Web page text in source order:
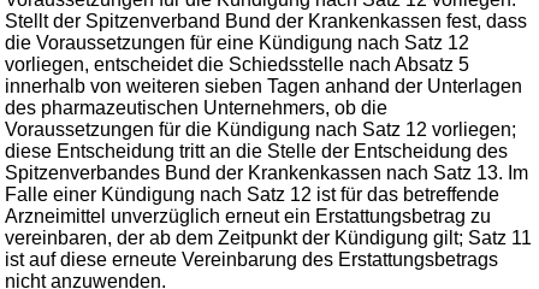
Stellt der Spitzenverband Bund der Krankenkassen fest, dass
die Voraussetzungen für eine Kündigung nach Satz 12
vorliegen, entscheidet die Schiedsstelle nach Absatz 5
innerhalb von weiteren sieben Tagen anhand der Unterlagen
des pharmazeutischen Unternehmers, ob die
Voraussetzungen für die Kündigung nach Satz 12 vorliegen;
diese Entscheidung tritt an die Stelle der Entscheidung des
Spitzenverbandes Bund der Krankenkassen nach Satz 13. Im
Falle einer Kündigung nach Satz 12 ist für das betreffende
Arzneimittel unverzüglich erneut ein Erstattungsbetrag zu
vereinbaren, der ab dem Zeitpunkt der Kündigung gilt; Satz 11
ist auf diese erneute Vereinbarung des Erstattungsbetrags
nicht anzuwenden.